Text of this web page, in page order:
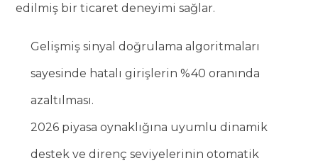
edilmiş bir ticaret deneyimi sağlar.
Gelişmiş sinyal doğrulama algoritmaları
sayesinde hatalı girişlerin %40 oranında
azaltılması.
2026 piyasa oynaklığına uyumlu dinamik
destek ve direnç seviyelerinin otomatik